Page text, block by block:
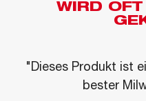
WIRD
"Dieses Produkt ist
bester